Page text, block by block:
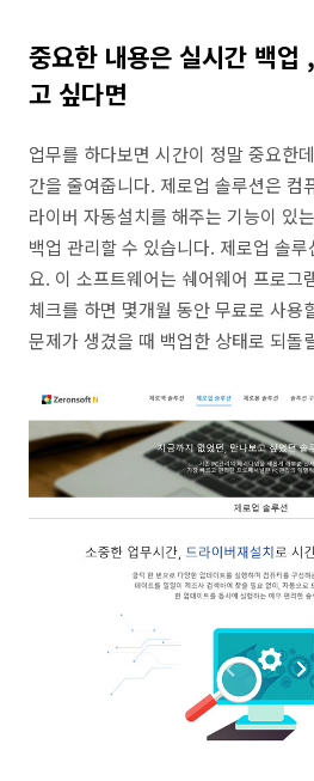
중요한 내용은 실시간 백업
고 싶다면
업무를 하다보면 시간이 정말 중요한
간을 줄여줍니다. 제로업 솔루션은 컴
라이버 자동설치를 해주는 기능이 있
백업 관리할 수 있습니다. 제로업 솔
요. 이 소프트웨어는 쉐어웨어 프로그
체크를 하면 몇개월 동안 무료로 사용
문제가 생겼을 때 백업한 상태로 되돌